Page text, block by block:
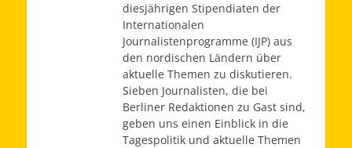
diesjährigen Stipendiaten der
Internationalen
Journalistenprogramme (IJP) aus
den nordischen Ländern über
aktuelle Themen zu diskutieren.
Sieben Journalisten, die bei
Berliner Redaktionen zu Gast sind,
geben uns einen Einblick in die
Tagespolitik und aktuelle Themen